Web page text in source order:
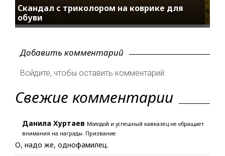
Скандал с триколором на коврике для
обуви
Добавить комментарий
Войдите, чтобы оставить комментарий:
Свежие комментарии
Данила Хуртаев Молодой и успешный кавказец не обращает
внимания на награды. Призвание
О, надо же, однофамилец.